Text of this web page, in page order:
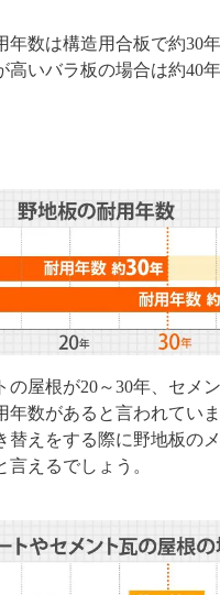
数は構造用合板で約30
高いバラ板の場合は約40
屋根が20～30年、セメ
年数があると言われてい
替えをする際に野地板の
言えるでしょう。